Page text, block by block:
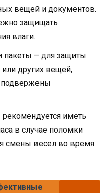
вещей и документов.
защищать
влаги.
пакеты – для защиты
или других вещей,
подвержены
иметь
в случае поломки
смены весел во время